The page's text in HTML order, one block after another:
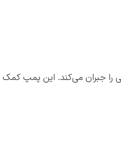
جبران می‌کند. این پمپ کمک